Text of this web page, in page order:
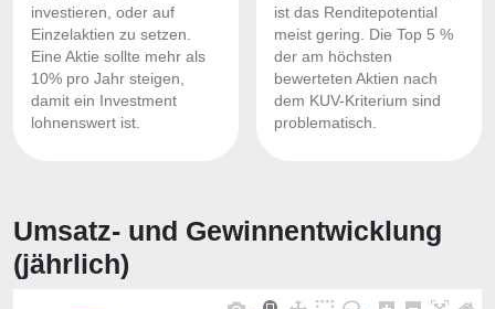
investieren, oder auf
Einzelaktien zu setzen.
Eine Aktie sollte mehr als
10% pro Jahr steigen,
damit ein Investment
lohnenswert ist.
ist das Renditepotential
meist gering. Die Top 5 %
der am höchsten
bewerteten Aktien nach
dem KUV-Kriterium sind
problematisch.
Umsatz- und Gewinnentwicklung
(jährlich)